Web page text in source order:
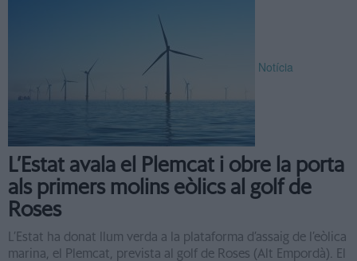
Notícia
L’Estat avala el Plemcat i obre la porta
als primers molins eòlics al golf de
Roses
L’Estat ha donat llum verda a la plataforma d’assaig de l’eòlica
marina, el Plemcat, prevista al golf de Roses (Alt Empordà). El